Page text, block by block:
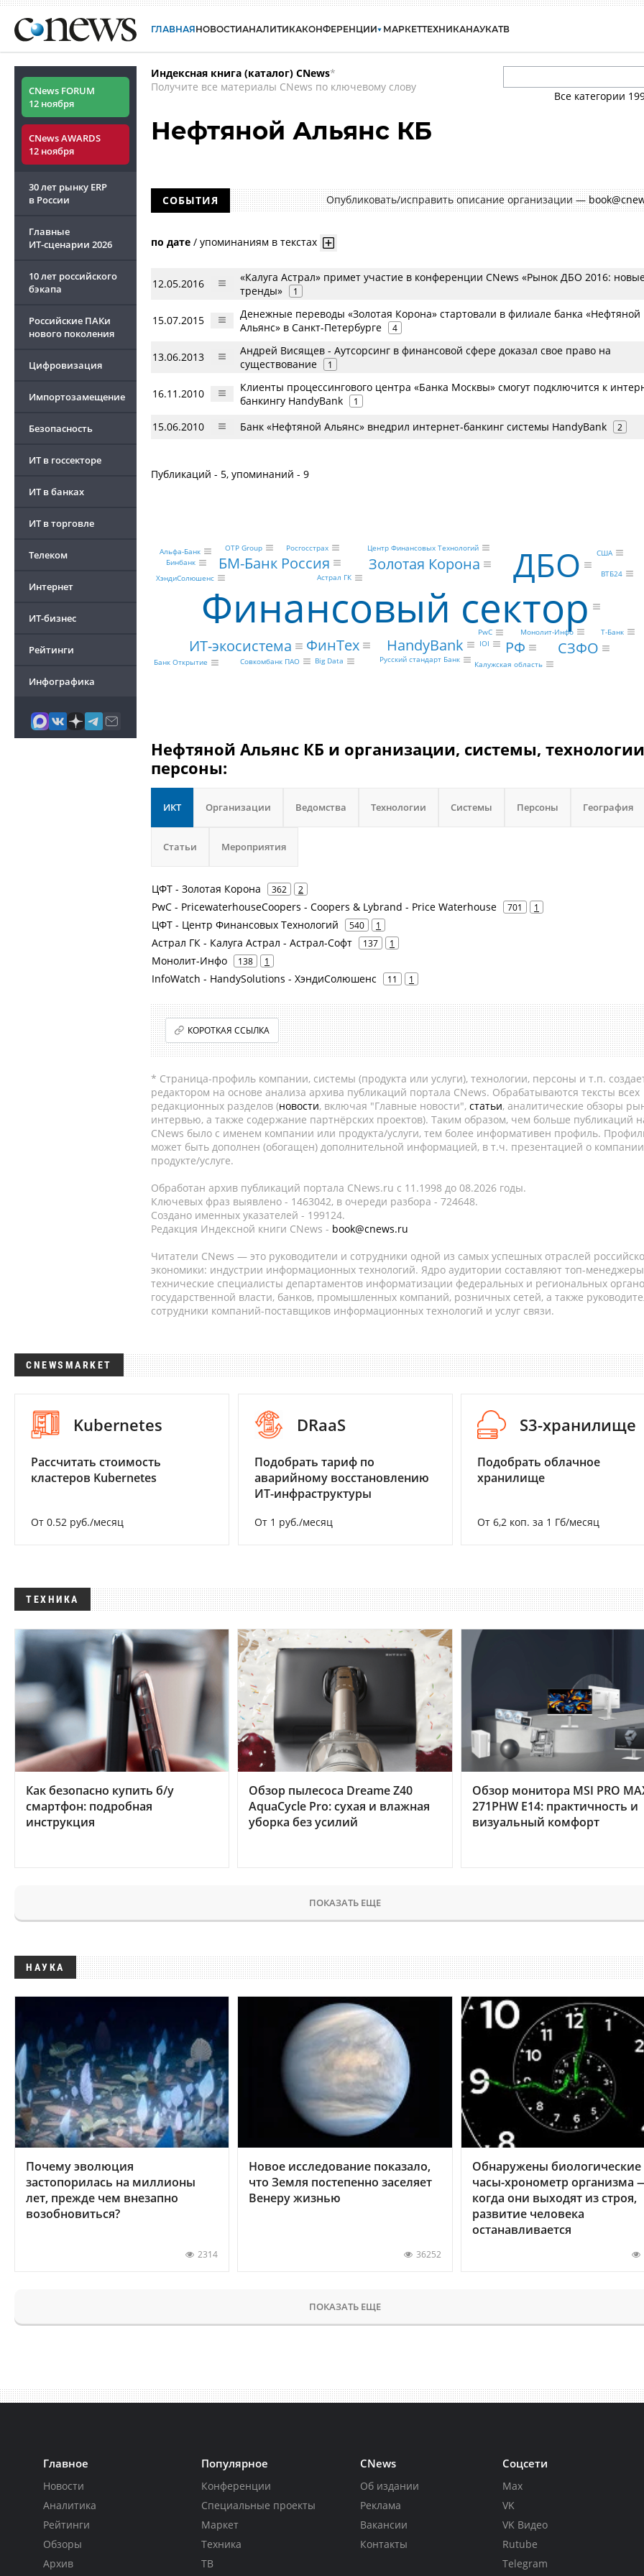
ГЛАВНАЯНОВОСТИАНАЛИТИКАКОНФЕРЕНЦИИ МАРКЕТТЕХНИКАНАУКАТВ
CNews FORUM
12 ноября
CNews AWARDS
12 ноября
30 лет рынку ERP
в России
Главные
ИТ-сценарии 2026
10 лет российского
бэкапа
Российские ПАКи
нового поколения
Цифровизация
Импортозамещение
Безопасность
ИТ в госсекторе
ИТ в банках
ИТ в торговле
Телеком
Интернет
ИТ-бизнес
Рейтинги
Инфографика
Индексная книга (каталог) CNews*
Получите все материалы CNews по ключевому слову
Все категории
Нефтяной Альянс КБ
СОБЫТИЯ Опубликовать/исправить описание организации —
по дате / упоминаниям в текстах
12.05.2016
«Калуга Астрал» примет участие в конференции CNews «Рынок ДБО 2016:
тренды»
1
15.07.2015
Денежные переводы «Золотая Корона» стартовали в филиале банка «Нефтяной
Альянс» в Санкт-Петербурге
4
13.06.2013
Андрей Висящев - Аутсорсинг в финансовой сфере доказал свое право на
существование
1
16.11.2010
Клиенты процессингового центра «Банка Москвы» смогут подключится к
банкингу HandyBank
1
15.06.2010 Банк «Нефтяной Альянс» внедрил интернет-банкинг системы HandyBank 2
Публикаций - 5, упоминаний - 9
Финансовый сектор
ДБО
Золотая Корона
БМ-Банк Россия
ИТ-экосистема ФинТех HandyBank РФ СЗФО
PwC
Центр Финансовых Технологий
Астрал ГК
Монолит-Инфо
ХэндиСолюшенс
Росгосстрах
Банк Открытие
Т-Банк
Альфа-Банк
Совкомбанк ПАО
OTP Group
Русский стандарт Банк
Бинбанк
ВТБ24
Big Data
США
Калужская область
IOI
Нефтяной Альянс КБ и организации, системы,
персоны:
ИКТ Организации Ведомства Технологии Системы Персоны География
Статьи Мероприятия
ЦФТ - Золотая Корона 362 2
PwC - PricewaterhouseCoopers - Coopers & Lybrand - Price Waterhouse 701 1
ЦФТ - Центр Финансовых Технологий 540 1
Астрал ГК - Калуга Астрал - Астрал-Софт 137 1
Монолит-Инфо 138 1
InfoWatch - HandySolutions - ХэндиСолюшенс 11 1
КОРОТКАЯ ССЫЛКА
* Страница-профиль компании, системы (продукта или услуги), технологии, персоны и т.п.
редактором на основе анализа архива публикаций портала CNews. Обрабатываются тексты всех
редакционных разделов (новости, включая "Главные новости", статьи, аналитические обзоры
интервью, а также содержание партнёрских проектов). Таким образом, чем больше публикаций
CNews было с именем компании или продукта/услуги, тем более информативен профиль.
может быть дополнен (обогащен) дополнительной информацией, в т.ч. презентацией о
продукте/услуге.
Обработан архив публикаций портала CNews.ru c 11.1998 до 08.2026 годы.
Ключевых фраз выявлено - 1463042, в очереди разбора - 724648.
Создано именных указателей - 199124.
Редакция Индексной книги CNews - book@cnews.ru
Читатели CNews — это руководители и сотрудники одной из самых успешных отраслей
экономики: индустрии информационных технологий. Ядро аудитории составляют топ-
технические специалисты департаментов информатизации федеральных и региональных
государственной власти, банков, промышленных компаний, розничных сетей, а также
сотрудники компаний-поставщиков информационных технологий и услуг связи.
CNEWSMARKET
Kubernetes
Рассчитать стоимость
кластеров Kubernetes
От 0.52 руб./месяц
DRaaS
Подобрать тариф по
аварийному восстановлению
ИТ-инфраструктуры
От 1 руб./месяц
S3-хранилище
Подобрать облачное
хранилище
От 6,2 коп. за 1 Гб/месяц
ТЕХНИКА
Как безопасно купить б/у
смартфон: подробная
инструкция
Обзор пылесоса Dreame Z40
AquaCycle Pro: сухая и влажная
уборка без усилий
Обзор монитора MSI PRO
271PHW E14: практичность и
визуальный комфорт
ПОКАЗАТЬ ЕЩЕ
НАУКА
Почему эволюция
застопорилась на миллионы
лет, прежде чем внезапно
возобновиться?
2314
Новое исследование показало,
что Земля постепенно заселяет
Венеру жизнью
36252
Обнаружены биологические
часы-хронометр организма
когда они выходят из строя,
развитие человека
останавливается
ПОКАЗАТЬ ЕЩЕ
Главное
Новости
Аналитика
Рейтинги
Обзоры
Архив
Популярное
Конференции
Специальные проекты
Маркет
Техника
ТВ
CNews
Об издании
Реклама
Вакансии
Контакты
Соцсети
Max
VK
VK Видео
Rutube
Telegram